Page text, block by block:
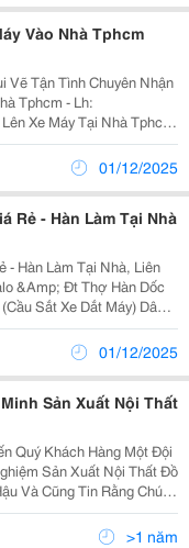
Vào Nhà Tphcm
Vẽ Tận Tình Chuyên Nhận
Tphcm - Lh:
Lên Xe Máy Tại Nhà...
01/12/2025
Rẻ - Hàn Làm Tại Nhà
- Hàn Làm Tại Nhà, Liên
Thợ Hàn Dốc
Sắt Xe Dắt Máy) Dân
Chuyên Hàn Dốc
Sắt Xe Dắt...01/12/2025
Sản Xuất Nội Thất
Quý Khách Hàng Một Đội
Sản Xuất Nội Thất Đồ
Và Cũng Tin Rằng Chúng
Tư Tưởng Và Phong
Khách Hãy Liện Hệ Cho Chúng Tôi Đ>1 năm